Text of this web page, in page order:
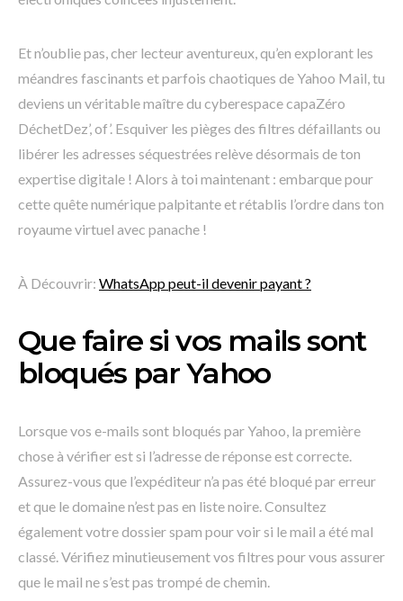
Et n’oublie pas, cher lecteur aventureux, qu’en explorant les
méandres fascinants et parfois chaotiques de Yahoo Mail, tu
deviens un véritable maître du cyberespace capaZéro
DéchetDez’, of’. Esquiver les pièges des filtres défaillants ou
libérer les adresses séquestrées relève désormais de ton
expertise digitale ! Alors à toi maintenant : embarque pour
cette quête numérique palpitante et rétablis l’ordre dans ton
royaume virtuel avec panache !
À Découvrir: WhatsApp peut-il devenir payant ?
Que faire si vos mails sont
bloqués par Yahoo
Lorsque vos e-mails sont bloqués par Yahoo, la première
chose à vérifier est si l’adresse de réponse est correcte.
Assurez-vous que l’expéditeur n’a pas été bloqué par erreur
et que le domaine n’est pas en liste noire. Consultez
également votre dossier spam pour voir si le mail a été mal
classé. Vérifiez minutieusement vos filtres pour vous assurer
que le mail ne s’est pas trompé de chemin.